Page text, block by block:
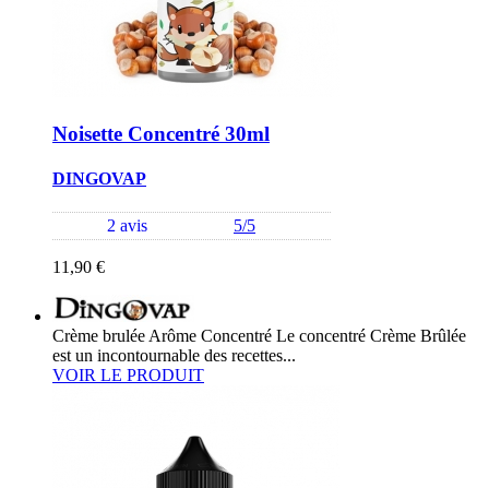
Noisette Concentré 30ml
DINGOVAP
2 avis 5/5
11,90 €
Crème brulée Arôme Concentré Le concentré Crème Brûlée
est un incontournable des recettes...
VOIR LE PRODUIT